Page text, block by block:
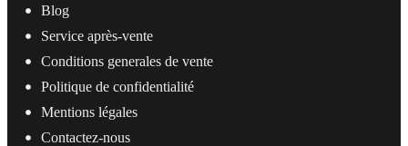
Blog
Service après-vente
Conditions generales de vente
Politique de confidentialité
Mentions légales
Contactez-nous